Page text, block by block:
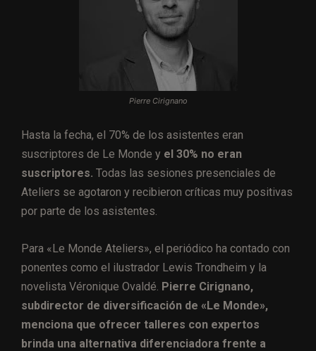
Pierre Cirignano
Hasta la fecha, el 70% de los asistentes eran
suscriptores de Le Monde y el 30% no eran
suscriptores. Todas las sesiones presenciales de
Ateliers se agotaron y recibieron críticas muy positivas
por parte de los asistentes.
Para «Le Monde Ateliers», el periódico ha contado con
ponentes como el ilustrador Lewis Trondheim y la
novelista Véronique Ovaldé. Pierre Cirignano,
subdirector de diversificación de «Le Monde»,
menciona que ofrecer talleres con expertos
brinda una alternativa diferenciadora frente a